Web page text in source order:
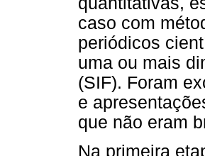
caso com
periódicos
uma ou mais
(SIF). Foram
e
que não eram
Na primeira